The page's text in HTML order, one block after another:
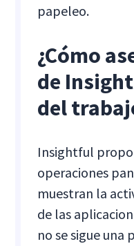
papeleo.
¿Cómo
de
del
Insightful
operaciones
muestran la
de las
no se sigue